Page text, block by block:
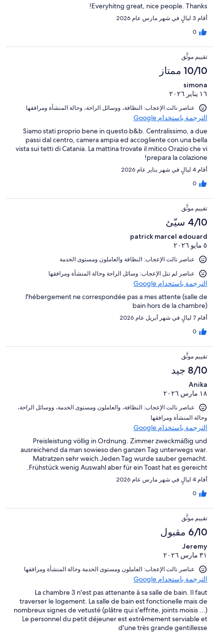
Everyhitng great, nice people. Thanks!
أقام 3 ليالٍ في شهر مارس عام 2026
0
تقييم موثَّق
10/10 ممتاز
simona
١٦ يناير ٢٠٢٦
عناصر نالت الإعجاب: ⁦النظافة⁩، و⁦وسائل الراحة⁩، و⁦حالة المنشأة ومرافقها⁩
الترجمة باستخدام Google
Siamo stati proprio bene in questo b&b. Centralissimo, a due
passi dal centro, camera ampia ed accogliente con una bella
vista sui tetti di Catania. La mattina trovate il mitico Orazio che vi
prepara la colazione!
أقام 4 ليالٍ في شهر يناير عام 2026
0
تقييم موثَّق
4/10 سيّئ
patrick marcel edouard
٥ مايو ٢٠٢٦
عناصر نالت الإعجاب: ⁦النظافة⁩ و⁦العاملون ومستوى الخدمة⁩
عناصر لم تنل الإعجاب: ⁦وسائل الراحة⁩ و⁦حالة المنشأة ومرافقها⁩
الترجمة باستخدام Google
l'hébergement ne correspondée pas a mes attente (salle de
bain hors de la chambre)
أقام 7 ليالٍ في شهر أبريل عام 2026
0
تقييم موثَّق
8/10 جيد
Anika
١٨ مارس ٢٠٢٦
عناصر نالت الإعجاب: ⁦النظافة⁩، و⁦العاملون ومستوى الخدمة⁩، و⁦وسائل الراحة⁩،
و⁦حالة المنشأة ومرافقها⁩
الترجمة باستخدام Google
Preisleistung völlig in Ordnung. Zimmer zweckmäßig und
ausreichend da man sowieso den ganzen Tag unterwegs war.
Matratzen sehr weich.Jeden Tag wurde sauber gemacht.
Frühstück wenig Auswahl aber für ein Toast hat es gereicht.
أقام 4 ليالٍ في شهر مارس عام 2026
0
تقييم موثَّق
6/10 مقبول
Jeremy
٣١ مارس ٢٠٢٦
عناصر نالت الإعجاب: ⁦العاملون ومستوى الخدمة⁩ و⁦حالة المنشأة ومرافقها⁩
الترجمة باستخدام Google
La chambre 3 n'est pas attenante à sa salle de bain. Il faut
traverser le logement. La salle de bain est fonctionelle mais de
nombreux signes de vetusté (plâtre qui s'effrite, joints moisis ...)
Le personnel du petit déjeuner est extrêmement serviable et
d'une très grande gentillesse